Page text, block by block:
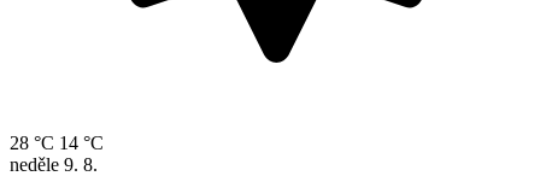
28 °C 14 °C
neděle 9. 8.